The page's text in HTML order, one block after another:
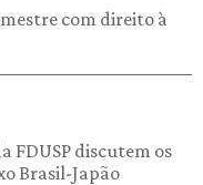
com direito à
FDUSP discutem os
Brasil-Japão